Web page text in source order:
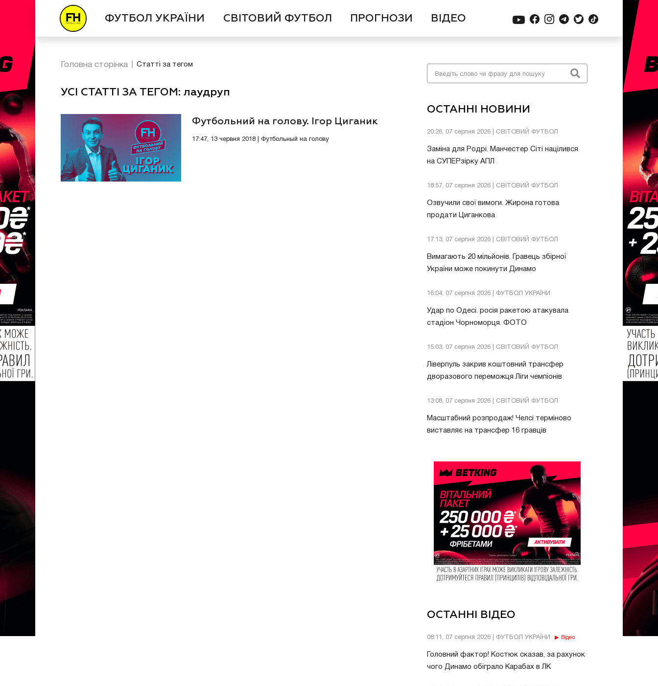
ФУТБОЛ УКРАЇНИ СВІТОВИЙ ФУТБОЛ ПРОГНОЗИ ВІДЕО
ОСТАННІ НОВИНИ
20:26, 07 серпня 2026 | СВІТОВИЙ ФУТБОЛ
Заміна для Родрі. Манчестер Сіті націлився
на СУПЕРзірку АПЛ
18:57, 07 серпня 2026 | СВІТОВИЙ ФУТБОЛ
Озвучили свої вимоги. Жирона готова
продати Циганкова
17:13, 07 серпня 2026 | СВІТОВИЙ ФУТБОЛ
Вимагають 20 мільйонів. Гравець збірної
України може покинути Динамо
16:04, 07 серпня 2026 | ФУТБОЛ УКРАЇНИ
Удар по Одесі. росія ракетою атакувала
стадіон Чорноморця. ФОТО
15:03, 07 серпня 2026 | СВІТОВИЙ ФУТБОЛ
Ліверпуль закрив коштовний трансфер
дворазового переможця Ліги чемпіонів
13:08, 07 серпня 2026 | СВІТОВИЙ ФУТБОЛ
Масштабний розпродаж! Челсі терміново
виставляє на трансфер 16 гравців
ОСТАННІ ВІДЕО
08:11, 07 серпня 2026 | ФУТБОЛ УКРАЇНИ Відео
Головний фактор! Костюк сказав, за рахунок
чого Динамо обіграло Карабах в ЛК
Головна сторінка Статті за тегом
УСІ СТАТТІ ЗА ТЕГОМ: лаудруп
Футбольний на голову. Ігор Циганик
17:47, 13 червня 2018 | Футбольный на голову